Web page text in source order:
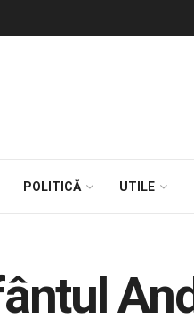
POLITICĂ UTILE